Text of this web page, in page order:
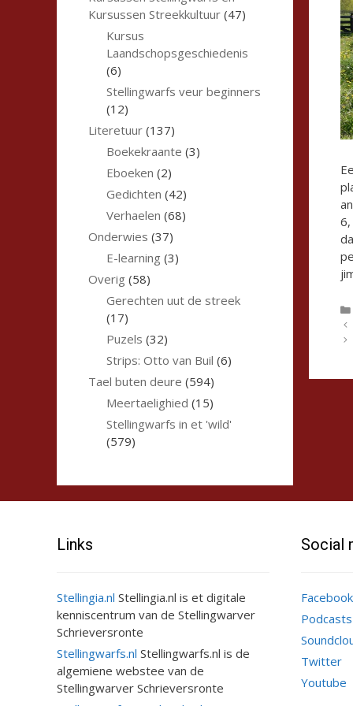
Kursussen Streekkultuur (47)
Kursus
Laandschopsgeschiedenis
(6)
Stellingwarfs veur beginners
(12)
Literetuur (137)
Boekekraante (3)
Eboeken (2)
Gedichten (42)
Verhaelen (68)
Onderwies (37)
E-learning (3)
Overig (58)
Gerechten uut de streek
(17)
Puzels (32)
Strips: Otto van Buil (6)
Tael buten deure (594)
Meertaelighied (15)
Stellingwarfs in et 'wild'
(579)
Links
Stellingia.nl Stellingia.nl is et digitale
kenniscentrum van de Stellingwarver
Schrieversronte
Stellingwarfs.nl Stellingwarfs.nl is de
algemiene webstee van de
Stellingwarver Schrieversronte
Social
Facebook
Podcasts
Twitter
Youtube